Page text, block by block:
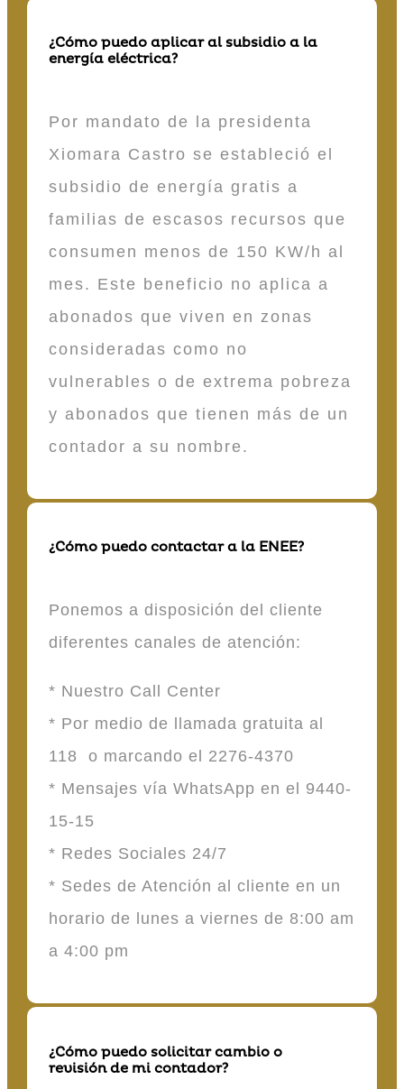
¿Cómo puedo aplicar al subsidio a la
energía eléctrica?
Por mandato de la presidenta
Xiomara Castro se estableció el
subsidio de energía gratis a
familias de escasos recursos que
consumen menos de 150 KW/h al
mes. Este beneficio no aplica a
abonados que viven en zonas
consideradas como no
vulnerables o de extrema pobreza
y abonados que tienen más de un
contador a su nombre.
¿Cómo puedo contactar a la ENEE?
Ponemos a disposición del cliente
diferentes canales de atención:
* Nuestro Call Center
* Por medio de llamada gratuita al
118 o marcando el 2276-4370
* Mensajes vía WhatsApp en el 9440-
15-15
* Redes Sociales 24/7
* Sedes de Atención al cliente en un
horario de lunes a viernes de 8:00 am
a 4:00 pm
¿Cómo puedo solicitar cambio o
revisión de mi contador?